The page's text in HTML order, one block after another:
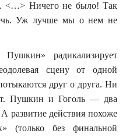
<…> Ничего не было! Так
Уж лучше мы о нем не
радикализирует
сцену от одной
друг о друга. Ни
Пушкин и Гоголь — два
развитие действия похоже
(только без финальной